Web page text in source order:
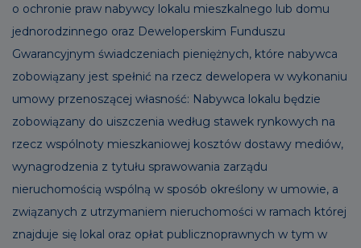
o ochronie praw nabywcy lokalu mieszkalnego lub domu
jednorodzinnego oraz Deweloperskim Funduszu
Gwarancyjnym świadczeniach pieniężnych, które nabywca
zobowiązany jest spełnić na rzecz dewelopera w wykonaniu
umowy przenoszącej własność: Nabywca lokalu będzie
zobowiązany do uiszczenia według stawek rynkowych na
rzecz wspólnoty mieszkaniowej kosztów dostawy mediów,
wynagrodzenia z tytułu sprawowania zarządu
nieruchomością wspólną w sposób określony w umowie, a
związanych z utrzymaniem nieruchomości w ramach której
znajduje się lokal oraz opłat publicznoprawnych w tym w